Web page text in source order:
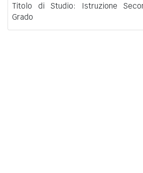
Titolo di Studio: Istruzione
Grado